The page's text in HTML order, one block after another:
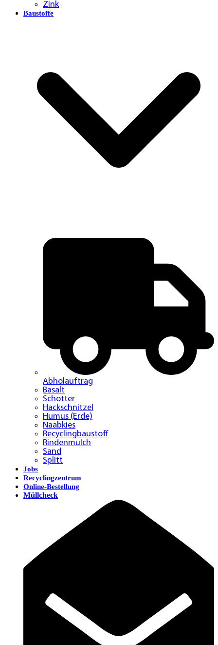
Zink
Baustoffe
Abholauftrag
Basalt
Schotter
Hackschnitzel
Humus (Erde)
Naabkies
Recyclingbaustoff
Rindenmulch
Sand
Splitt
Jobs
Recyclingzentrum
Online-Bestellung
Müllcheck